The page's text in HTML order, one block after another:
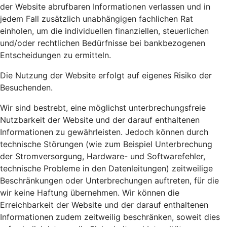
der Website abrufbaren Informationen verlassen und in
jedem Fall zusätzlich unabhängigen fachlichen Rat
einholen, um die individuellen finanziellen, steuerlichen
und/oder rechtlichen Bedürfnisse bei bankbezogenen
Entscheidungen zu ermitteln.
Die Nutzung der Website erfolgt auf eigenes Risiko der
Besuchenden.
Wir sind bestrebt, eine möglichst unterbrechungsfreie
Nutzbarkeit der Website und der darauf enthaltenen
Informationen zu gewährleisten. Jedoch können durch
technische Störungen (wie zum Beispiel Unterbrechung
der Stromversorgung, Hardware- und Softwarefehler,
technische Probleme in den Datenleitungen) zeitweilige
Beschränkungen oder Unterbrechungen auftreten, für die
wir keine Haftung übernehmen. Wir können die
Erreichbarkeit der Website und der darauf enthaltenen
Informationen zudem zeitweilig beschränken, soweit dies